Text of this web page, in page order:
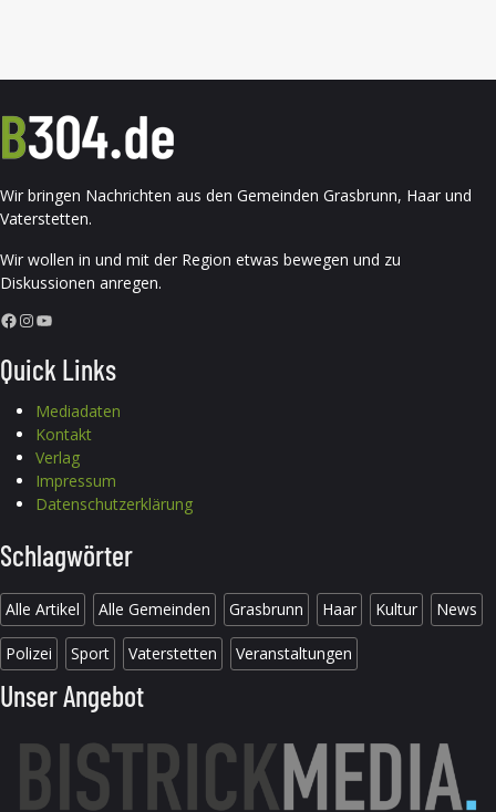
Wir bringen Nachrichten aus den Gemeinden Grasbrunn, Haar und
Vaterstetten.
Wir wollen in und mit der Region etwas bewegen und zu
Diskussionen anregen.
Facebook InstagramYouTube
Quick Links
Mediadaten
Kontakt
Verlag
Impressum
Datenschutzerklärung
Schlagwörter
Alle Artikel Alle Gemeinden Grasbrunn Haar Kultur News
Polizei Sport Vaterstetten Veranstaltungen
Unser Angebot